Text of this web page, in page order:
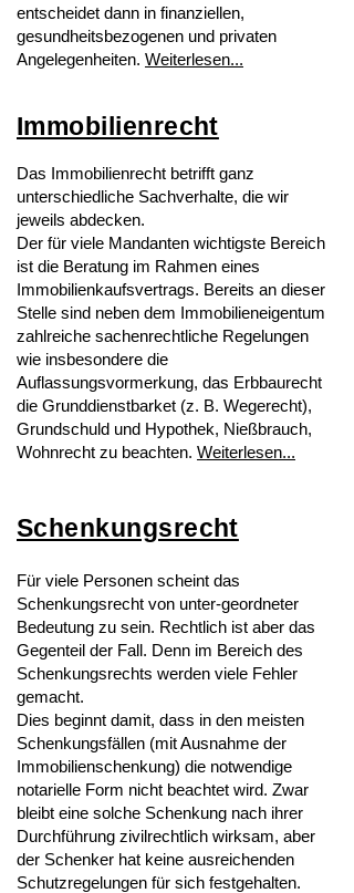
entscheidet dann in finanziellen,
gesundheitsbezogenen und privaten
Angelegenheiten. Weiterlesen...
Immobilienrecht
Das Immobilienrecht betrifft ganz
unterschiedliche Sachverhalte, die wir
jeweils abdecken.
Der für viele Mandanten wichtigste Bereich
ist die Beratung im Rahmen eines
Immobilienkaufsvertrags. Bereits an dieser
Stelle sind neben dem Immobilieneigentum
zahlreiche sachenrechtliche Regelungen
wie insbesondere die
Auflassungsvormerkung, das Erbbaurecht
die Grunddienstbarket (z. B. Wegerecht),
Grundschuld und Hypothek, Nießbrauch,
Wohnrecht zu beachten. Weiterlesen...
Schenkungsrecht
Für viele Personen scheint das
Schenkungsrecht von unter-geordneter
Bedeutung zu sein. Rechtlich ist aber das
Gegenteil der Fall. Denn im Bereich des
Schenkungsrechts werden viele Fehler
gemacht.
Dies beginnt damit, dass in den meisten
Schenkungsfällen (mit Ausnahme der
Immobilienschenkung) die notwendige
notarielle Form nicht beachtet wird. Zwar
bleibt eine solche Schenkung nach ihrer
Durchführung zivilrechtlich wirksam, aber
der Schenker hat keine ausreichenden
Schutzregelungen für sich festgehalten.